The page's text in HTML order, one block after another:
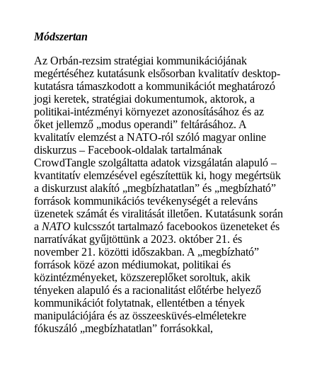
Módszertan
Az Orbán-rezsim stratégiai kommunikációjának
megértéséhez kutatásunk elsősorban kvalitatív desktop-
kutatásra támaszkodott a kommunikációt meghatározó
jogi keretek, stratégiai dokumentumok, aktorok, a
politikai-intézményi környezet azonosításához és az
őket jellemző „modus operandi” feltárásához. A
kvalitatív elemzést a NATO-ról szóló magyar online
diskurzus – Facebook-oldalak tartalmának
CrowdTangle szolgáltatta adatok vizsgálatán alapuló –
kvantitatív elemzésével egészítettük ki, hogy megértsük
a diskurzust alakító „megbízhatatlan” és „megbízható”
források kommunikációs tevékenységét a releváns
üzenetek számát és viralitását illetően. Kutatásunk során
a NATO kulcsszót tartalmazó facebookos üzeneteket és
narratívákat gyűjtöttünk a 2023. október 21. és
november 21. közötti időszakban. A „megbízható”
források közé azon médiumokat, politikai és
közintézményeket, közszereplőket soroltuk, akik
tényeken alapuló és a racionalitást előtérbe helyező
kommunikációt folytatnak, ellentétben a tények
manipulációjára és az összeesküvés-elméletekre
fókuszáló „megbízhatatlan” forrásokkal,